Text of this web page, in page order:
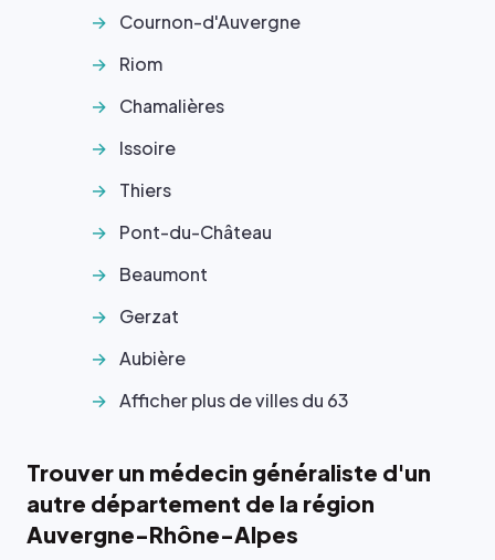
Cournon-d'Auvergne
Riom
Chamalières
Issoire
Thiers
Pont-du-Château
Beaumont
Gerzat
Aubière
Afficher plus de villes du 63
Trouver un médecin généraliste d'un
autre département de la région
Auvergne-Rhône-Alpes